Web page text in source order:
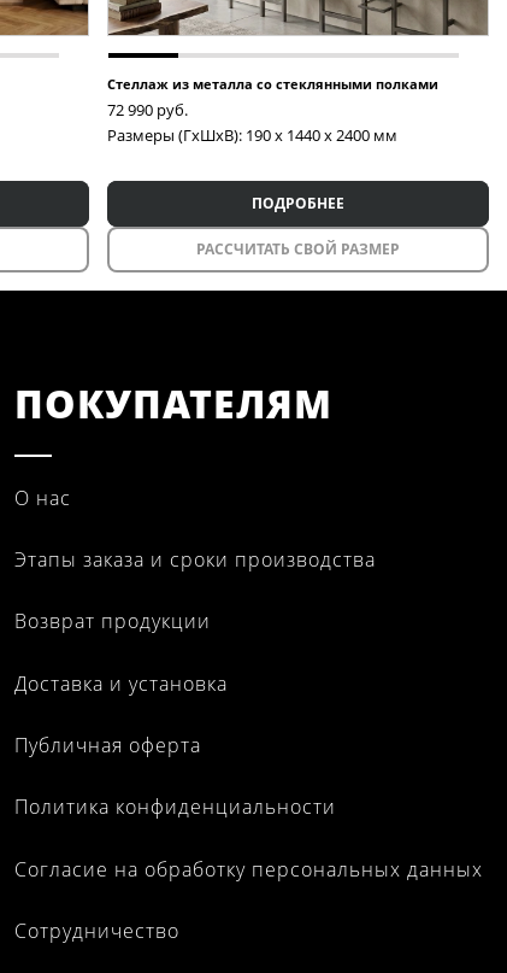
Стеллаж из металла со стеклянными полками
72 990 руб.
Размеры (ГxШxВ): 190 x 1440 x 2400 мм
ПОДРОБНЕЕ
РАССЧИТАТЬ СВОЙ РАЗМЕР
ПОКУПАТЕЛЯМ
О нас
Этапы заказа и сроки производства
Возврат продукции
Доставка и установка
Публичная оферта
Политика конфиденциальности
Согласие на обработку персональных данных
Сотрудничество